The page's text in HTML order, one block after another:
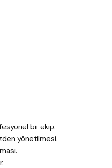
bir ekip.
yönetilmesi.